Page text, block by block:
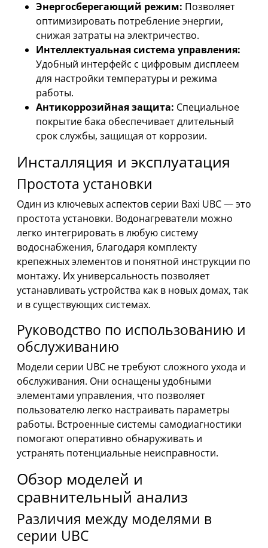
Энергосберегающий режим: Позволяет
оптимизировать потребление энергии,
снижая затраты на электричество.
Интеллектуальная система управления:
Удобный интерфейс с цифровым дисплеем
для настройки температуры и режима
работы.
Антикоррозийная защита: Специальное
покрытие бака обеспечивает длительный
срок службы, защищая от коррозии.
Инсталляция и эксплуатация
Простота установки
Один из ключевых аспектов серии Baxi UBC — это
простота установки. Водонагреватели можно
легко интегрировать в любую систему
водоснабжения, благодаря комплекту
крепежных элементов и понятной инструкции по
монтажу. Их универсальность позволяет
устанавливать устройства как в новых домах, так
и в существующих системах.
Руководство по использованию и
обслуживанию
Модели серии UBC не требуют сложного ухода и
обслуживания. Они оснащены удобными
элементами управления, что позволяет
пользователю легко настраивать параметры
работы. Встроенные системы самодиагностики
помогают оперативно обнаруживать и
устранять потенциальные неисправности.
Обзор моделей и
сравнительный анализ
Различия между моделями в
серии UBC